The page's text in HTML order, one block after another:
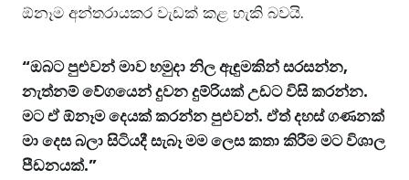
ඕනෑම අන්තරායකර වැඩක් කළ හැකි බවයි.
“ඔබට පුළුවන් මාව හමුදා නිල ඇඳුමකින් සරසන්න,
නැත්නම් වේගයෙන් දුවන දුම්රියක් උඩට විසි කරන්න.
මට ඒ ඕනෑම දෙයක් කරන්න පුළුවන්. ඒත් දහස් ගණනක්
මා දෙස බලා සිටියදී සැබෑ මම ලෙස කතා කිරීම මට විශාල
පීඩනයක්.”